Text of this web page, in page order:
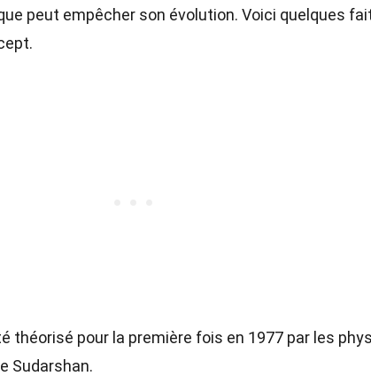
peut empêcher son évolution. Voici quelques
théorisé pour la première fois en 1977 par les
Sudarshan.